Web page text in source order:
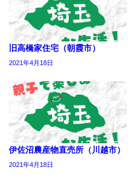
旧高橋家住宅（朝霞市）
2021年4月18日
伊佐沼農産物直売所（川越市）
2021年4月18日